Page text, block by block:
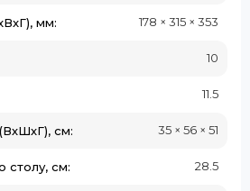
мм: 178 × 315 × 353
10
11.5
см: 35 × 56 × 51
столу, см: 28.5